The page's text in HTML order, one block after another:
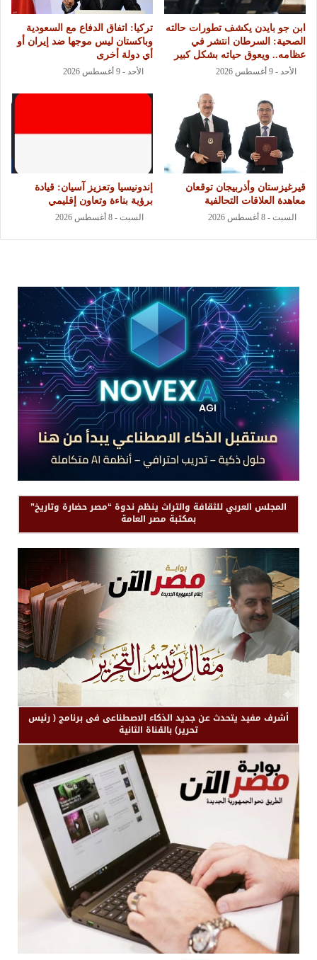
ابن جو بايدن يكشف تطورات حالته
الصحية: السرطان انتشر في
عظامه.. ويعوق حياته بشكل كبير
الأحد - 9 أغسطس 2026
تركيا: اتفاق الدفاع مع السعودية
وباكستان ليس موجها ضد إيران أو
أي دولة أخرى
الأحد - 9 أغسطس 2026
قيرغيزستان وأذربيجان توقعان
معاهدة العلاقات التحالفية
السبت - 8 أغسطس 2026
إندونيسيا وتعزيز آسيان: قيادة
برؤية بناءة وتعاون إقليمي
السبت - 8 أغسطس 2026
المجلس العربي للثقافة والتراث ينظم ندوة “مصر حضارة وتاريخ”
بمكتبة مصر العامة
أشرف مفيد يتحدث عن جديد الذكاء الاصطناعى فى برنامج ( رئيس
تحرير) بالقناة الثانية